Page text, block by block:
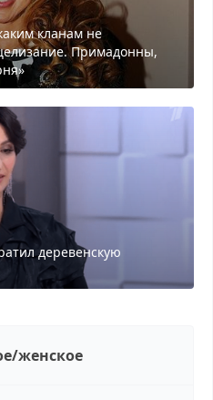
кланам не
Примадонны,
деревенскую
женское